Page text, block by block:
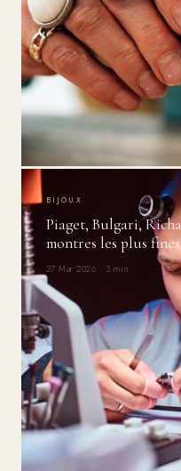
BIJOUX
Piaget, Bulgari,
montres les plus fines
27 Mar 2026 · 3 min